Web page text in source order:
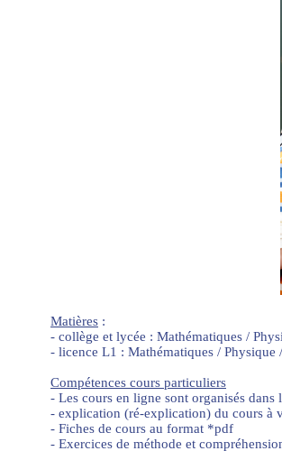
Matières :
- collège et lycée : Mathématiques /
- licence L1 : Mathématiques /
Compétences cours particuliers
- Les cours en ligne sont organisés
- explication (ré-explication) du cours à
- Fiches de cours au format *pdf
- Exercices de méthode et